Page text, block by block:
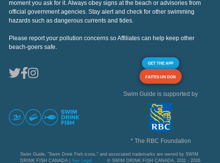
moment you ask for it. Always obey signs at the beach or advisories from
official government agencies. Stay alert and check for other swimming
hazards such as dangerous currents and tides.
Please report your pollution concerns so Affiliates can help keep other
beach-goers safe.
GET THE APP
FAITES UN DON
Swim Guide is supported by
* The RBC Foundation
Swim Guide, "Swim Drink Fish icons," and associated trademarks are owned by SWIM
DRINK FISH CANADA | See Legal © SWIM DRINK FISH CANADA, 2011 - 2026